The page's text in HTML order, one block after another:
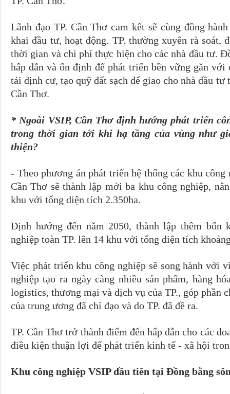
Lãnh đạo TP. Cần Thơ cam kết sẽ cùng đồng
khai đầu tư, hoạt động. TP. thường xuyên rà soát,
thời gian và chi phí thực hiện cho các nhà đầu tư.
hấp dẫn và ổn định để phát triển bền vững gắn
tái định cư, tạo quỹ đất sạch để giao cho nhà đầu
Cần Thơ.
* Ngoài VSIP, Cần Thơ định hướng phát triển
trong thời gian tới khi hạ tầng của vùng như
thiện?
- Theo phương án phát triển hệ thống các khu công
Cần Thơ sẽ thành lập mới ba khu công nghiệp,
khu với tổng diện tích 2.350ha.
Định hướng đến năm 2050, thành lập thêm bốn
nghiệp toàn TP. lên 14 khu với tổng diện tích
Việc phát triển khu công nghiệp sẽ song hành với
nghiệp tạo ra ngày càng nhiều sản phẩm, hàng
logistics, thương mại và dịch vụ của TP., góp phần
của trung ương đã chỉ đạo và do TP. đã đề ra.
TP. Cần Thơ trở thành điểm đến hấp dẫn cho các
điều kiện thuận lợi để phát triển kinh tế - xã hội
Khu công nghiệp VSIP đầu tiên tại Đồng bằng